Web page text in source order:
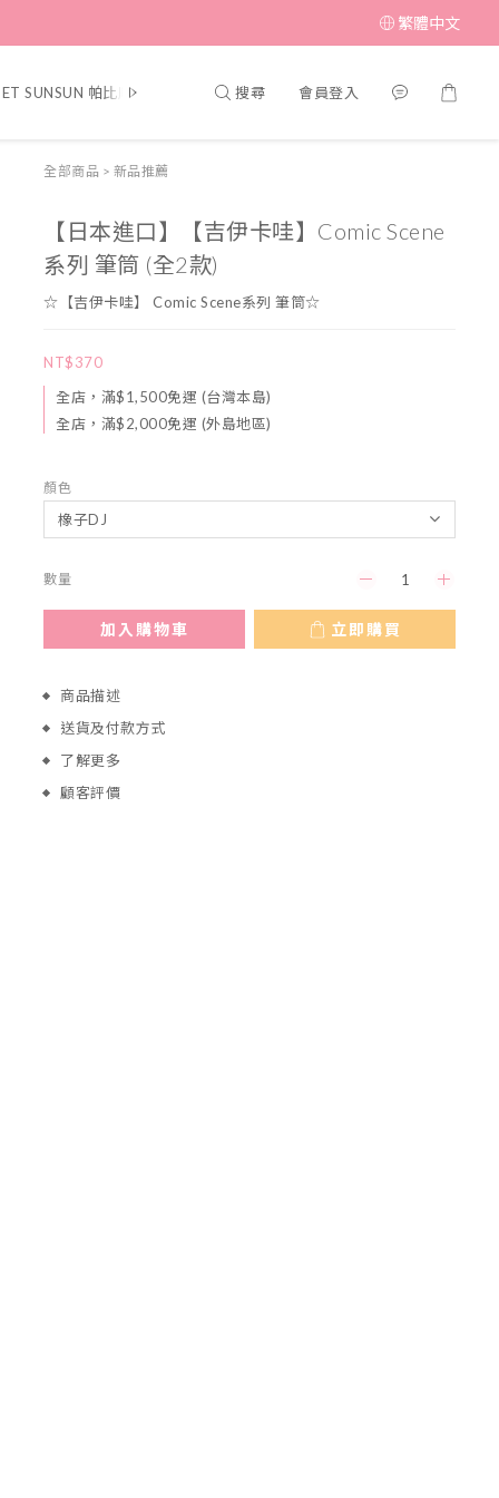
繁體中文
SUNSUN 帕比順順 ▎MUFFIN CORNER 瑪芬角落
搜尋 會員登入
全部商品 > 新品推薦
【日本進口】【吉伊卡哇】Comic Scene
系列 筆筒 (全2款)
☆【吉伊卡哇】 Comic Scene系列 筆筒☆
NT$370
全店，滿$1,500免運 (台灣本島)
全店，滿$2,000免運 (外島地區)
顏色
數量
加入購物車 立即購買
商品描述
送貨及付款方式
了解更多
顧客評價